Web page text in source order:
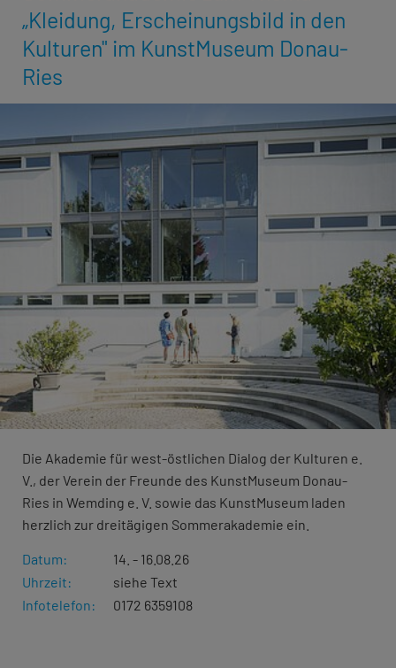
„Kleidung, Erscheinungsbild in den
Kulturen" im KunstMuseum Donau-
Ries
Die Akademie für west-östlichen Dialog der Kulturen e.
V., der Verein der Freunde des KunstMuseum Donau-
Ries in Wemding e. V. sowie das KunstMuseum laden
herzlich zur dreitägigen Sommerakademie ein.
Datum:
14. - 16.08.26
Uhrzeit:
siehe Text
Infotelefon:
0172 6359108